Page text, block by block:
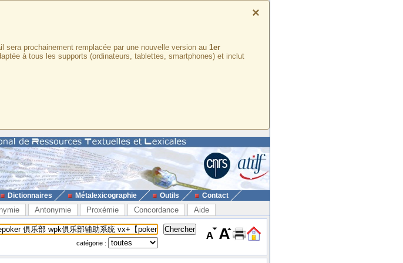
×
prochainement remplacée par une nouvelle version au 1er
à tous les supports (ordinateurs, tablettes, smartphones) et inclut
Dictionnaires Métalexicographie Outils Contact
Antonymie Proxémie Concordance Aide
catégorie :